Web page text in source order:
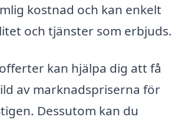
kostnad och kan enkelt
och tjänster som erbjuds.
kan hjälpa dig att få
av marknadspriserna för
Dessutom kan du